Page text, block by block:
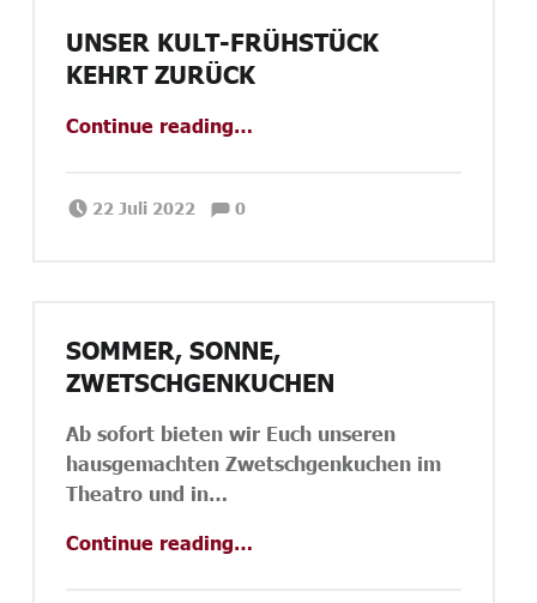
UNSER KULT-FRÜHSTÜCK
KEHRT ZURÜCK
Continue reading…
22 Juli 2022 Janina Priano Comments:
0
SOMMER, SONNE,
ZWETSCHGENKUCHEN
Ab sofort bieten wir Euch unseren
hausgemachten Zwetschgenkuchen im
Theatro und in…
Continue reading…